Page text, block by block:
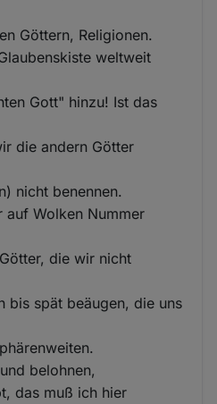
Göttern, Religionen.
weltweit
Gott" hinzu! Ist das
die andern Götter
nicht benennen.
auf Wolken Nummer
die wir nicht
bis spät beäugen, die uns
belohnen,
das muß ich hier